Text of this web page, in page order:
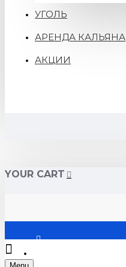
УГОЛЬ
АРЕНДА КАЛЬЯНА
АКЦИИ
YOUR CART